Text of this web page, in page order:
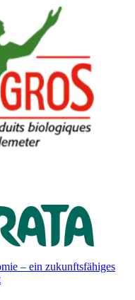
– ein zukunftsfähiges